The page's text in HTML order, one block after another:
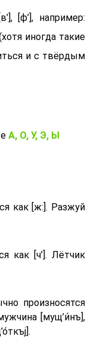
[ф’], например:
(хотя иногда такие
и с твёрдым
А, О, У, Э, Ы
как [ж:]. Разжуй
как [ч’]. Лётчик
произносятся
[мущ’и́нъ],